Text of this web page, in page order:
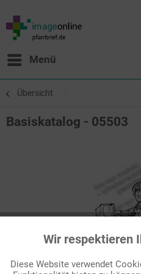
Menü
Übersicht
Basiskatalog - 05503
FunktionaleWir respektieren
Diese Website verwendet